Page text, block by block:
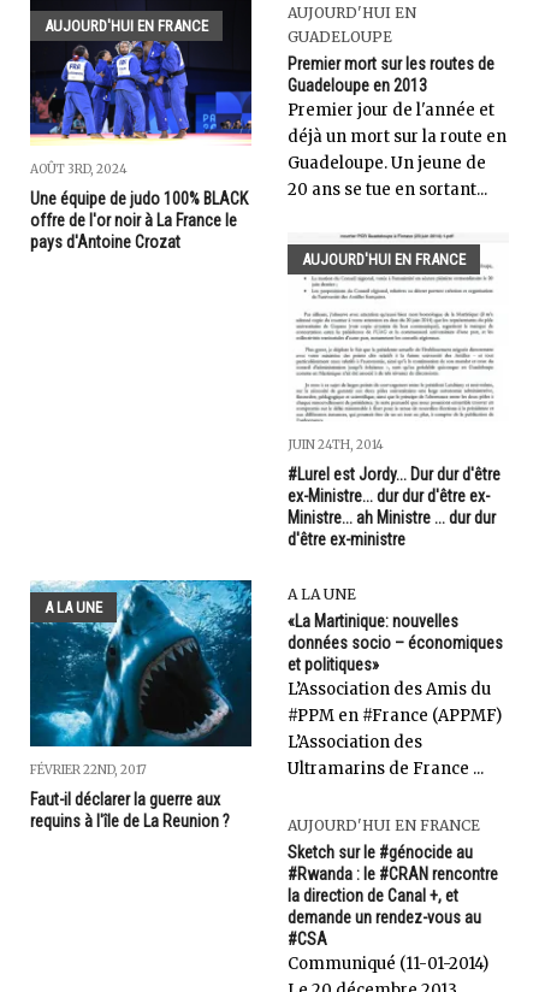
AUJOURD'HUI EN FRANCE
AOÛT 3RD, 2024
Une équipe de judo 100% BLACK
offre de l'or noir à La France le
pays d'Antoine Crozat
AUJOURD'HUI EN
GUADELOUPE
Premier mort sur les routes de
Guadeloupe en 2013
Premier jour de l'année et
déjà un mort sur la route en
Guadeloupe. Un jeune de
20 ans se tue en sortant...
AUJOURD'HUI EN FRANCE
JUIN 24TH, 2014
#Lurel est Jordy... Dur dur d'être
ex-Ministre... dur dur d'être ex-
Ministre... ah Ministre ... dur dur
d'être ex-ministre
A LA UNE
FÉVRIER 22ND, 2017
Faut-il déclarer la guerre aux
requins à l'île de La Reunion ?
A LA UNE
«La Martinique: nouvelles
données socio – économiques
et politiques»
L’Association des Amis du
#PPM en #France (APPMF)
L’Association des
Ultramarins de France ...
AUJOURD'HUI EN FRANCE
Sketch sur le #génocide au
#Rwanda : le #CRAN rencontre
la direction de Canal +, et
demande un rendez-vous au
#CSA
Communiqué (11-01-2014)